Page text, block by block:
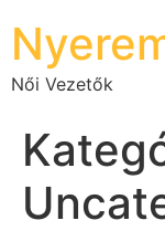
Női Vezetők